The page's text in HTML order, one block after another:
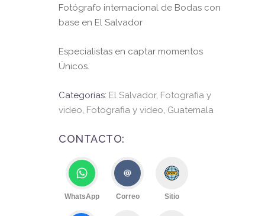
en
a
Fotógrafo internacional de Bodas con
base en El Salvador
Especialistas en captar momentos
Únicos.
Categorías: El Salvador, Fotografia y
video Fotografia y video Guatemala
CONTACTO:
WhatsApp Correo Sitio